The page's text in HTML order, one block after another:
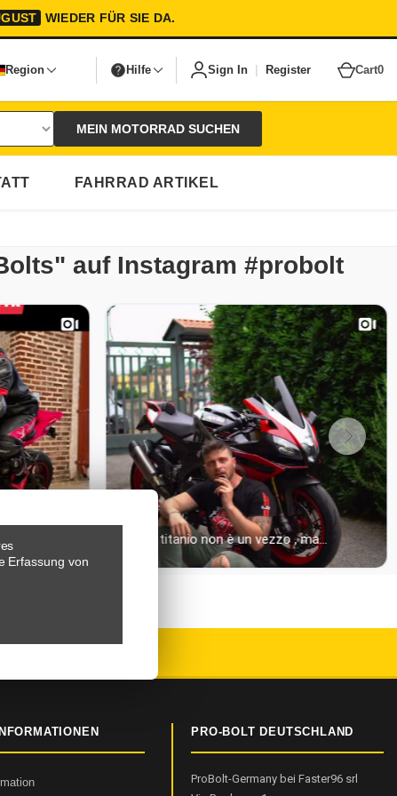
WIEDER FÜR SIE DA.
Region Hilfe Sign In | Register Cart0
MEIN MOTORRAD SUCHEN
FAHRRAD ARTIKEL
auf Instagram #probolt
PRO-BOLT DEUTSCHLAND
ProBolt-Germany bei Faster96 srl
Erfassung von